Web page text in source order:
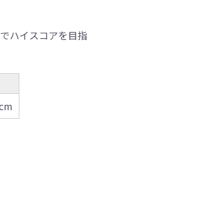
ハイスコアを目指